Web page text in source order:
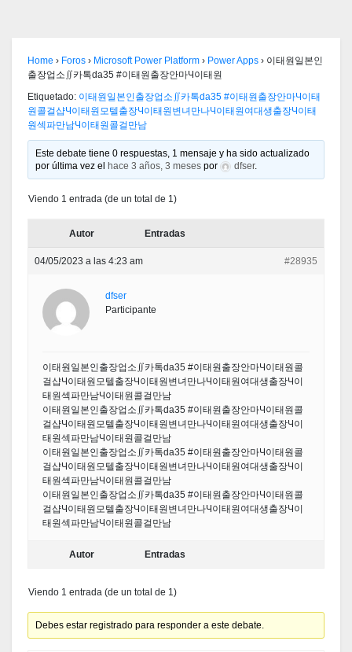
Home › Foros › Microsoft Power Platform › Power Apps › 이태원일본인
출장업소∬카톡da35 #이태원출장안마Ч이태원
Etiquetado: 이태원일본인출장업소∬카톡da35 #이태원출장안마Ч이태
원콜걸샵Ч이태원모텔출장Ч이태원변녀만나Ч이태원여대생출장Ч이태
원섹파만남Ч이태원콜걸만남
Este debate tiene 0 respuestas, 1 mensaje y ha sido actualizado
por última vez el
hace 3 años, 3 meses por dfser.
Viendo 1 entrada (de un total de 1)
Autor Entradas
04/05/2023 a las 4:23 am #28935
dfser
Participante
이태원일본인출장업소∬카톡da35 #이태원출장안마Ч이태원콜
걸샵Ч이태원모텔출장Ч이태원변녀만나Ч이태원여대생출장Ч이
태원섹파만남Ч이태원콜걸만남
이태원일본인출장업소∬카톡da35 #이태원출장안마Ч이태원콜
걸샵Ч이태원모텔출장Ч이태원변녀만나Ч이태원여대생출장Ч이
태원섹파만남Ч이태원콜걸만남
이태원일본인출장업소∬카톡da35 #이태원출장안마Ч이태원콜
걸샵Ч이태원모텔출장Ч이태원변녀만나Ч이태원여대생출장Ч이
태원섹파만남Ч이태원콜걸만남
이태원일본인출장업소∬카톡da35 #이태원출장안마Ч이태원콜
걸샵Ч이태원모텔출장Ч이태원변녀만나Ч이태원여대생출장Ч이
태원섹파만남Ч이태원콜걸만남
Autor Entradas
Viendo 1 entrada (de un total de 1)
Debes estar registrado para responder a este debate.